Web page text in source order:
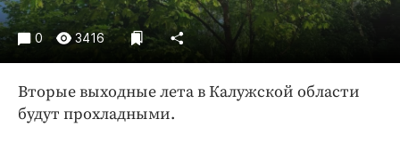
Экономика и бизнес
Блоги
Издания
0 3416
Вторые выходные лета в Калужской области
будут прохладными.